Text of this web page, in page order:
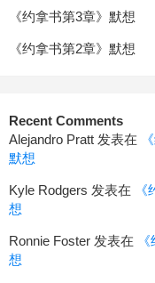
《约拿书第3章》默想
《约拿书第2章》默想
Recent Comments
Alejandro Pratt 发表在
默想
Kyle Rodgers 发表在
想
Ronnie Foster 发表在
想